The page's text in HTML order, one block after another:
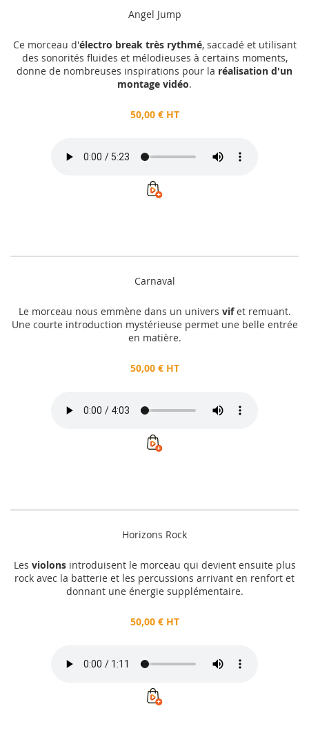
Angel Jump
Ce morceau d'électro break très rythmé, saccadé et utilisant
des sonorités fluides et mélodieuses à certains moments,
donne de nombreuses inspirations pour la réalisation d'un
montage vidéo.
50,00 € HT
Carnaval
Le morceau nous emmène dans un univers vifet remuant.
Une courte introduction mystérieuse permet une belle entrée
en matière.
50,00 € HT
Horizons Rock
Les violonsintroduisent le morceau qui devient ensuite plus
rock avec la batterie et les percussions arrivant en renfort et
donnant une énergie supplémentaire.
50,00 € HT